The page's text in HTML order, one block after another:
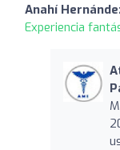
Anahí
Experiencia